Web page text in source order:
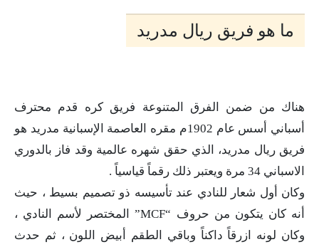
ما هو فريق ريال مدريد
هناك من ضمن الفرق المتنوعة فريق كره قدم محترف
أسباني أسس عام 1902م مقره العاصمة الإسبانية مدريد هو
فريق ريال مدريد، الذي حقق شهره عالمية وقد فاز بالدوري
الاسباني 34 مرة ويعتبر ذلك رقماً قياسياً .
وكان أول شعار للنادي عند تأسيسه ذو تصميم بسيط ، حيث
أنه كان يتكون من حروف “MCF” المختصر لأسم النادي ،
وكان لونه ازرقاً داكناً وباقي الطقم أبيض اللون ، ثم حدث